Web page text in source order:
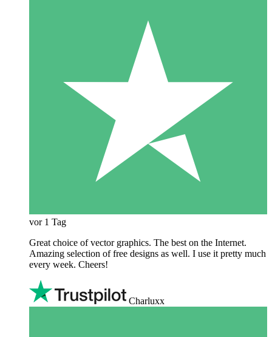
vor 1 Tag
Great choice of vector graphics. The best on the Internet.
Amazing selection of free designs as well. I use it pretty much
every week. Cheers!
Charluxx